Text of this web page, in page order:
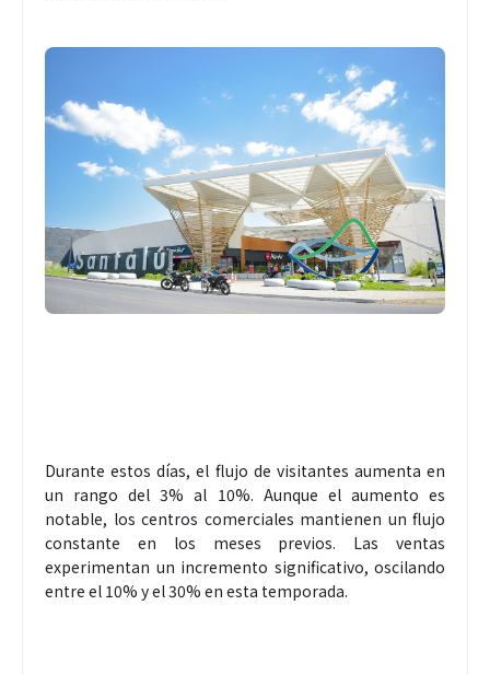
Durante estos días, el flujo de visitantes aumenta en
un rango del 3% al 10%. Aunque el aumento es
notable, los centros comerciales mantienen un flujo
constante en los meses previos. Las ventas
experimentan un incremento significativo, oscilando
entre el 10% y el 30% en esta temporada.